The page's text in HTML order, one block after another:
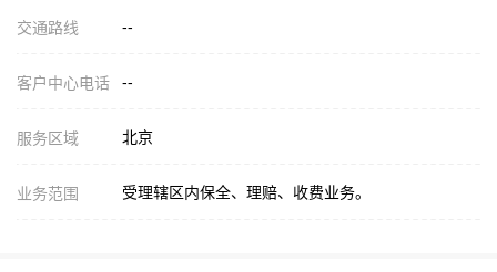
交通路线 --
客户中心电话 --
服务区域 北京
业务范围 受理辖区内保全、理赔、收费业务。